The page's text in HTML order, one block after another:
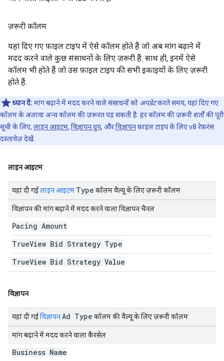
ज़रूरी कॉलम
यहां दिए गए फ़ाइल टाइप में ऐसे कॉलम होते हैं जो अब मांग बढ़ाने में
मदद करने वाले कुछ संसाधनों के लिए ज़रूरी हैं. साथ ही, इनमें ऐसे
कॉलम भी होते हैं जो उस फ़ाइल टाइप की सभी इकाइयों के लिए ज़रूरी
होते हैं.
ध्यान दें: मांग बढ़ाने में मदद करने वाले संसाधनों को अपडेटकरते समय, यहां दिए गए
कॉलम के अलावा अन्य कॉलम की ज़रूरत पड़ सकती है. हर कॉलम की ज़रूरी शर्तों की पूरी
सूची के लिए, लाइन आइटम, विज्ञापन ग्रुप, औरविज्ञापनफ़ाइल टाइप के लिए v8 रेफ़रंस
दस्तावेज़ देखें.
लाइन आइटम
यहां दी गईलाइन आइटम Type कॉलम वैल्यू के लिए ज़रूरी कॉलम
विज्ञापन की मांग बढ़ाने में मदद करने वाला विज्ञापन चैनल
Pacing Amount
TrueView Bid Strategy Type
TrueView Bid Strategy Value
विज्ञापन
यहां दी गईविज्ञापनAd Type कॉलम की वैल्यू के लिए ज़रूरी कॉलम
मांग बढ़ाने में मदद करने वाला कैरसेल
Business Name